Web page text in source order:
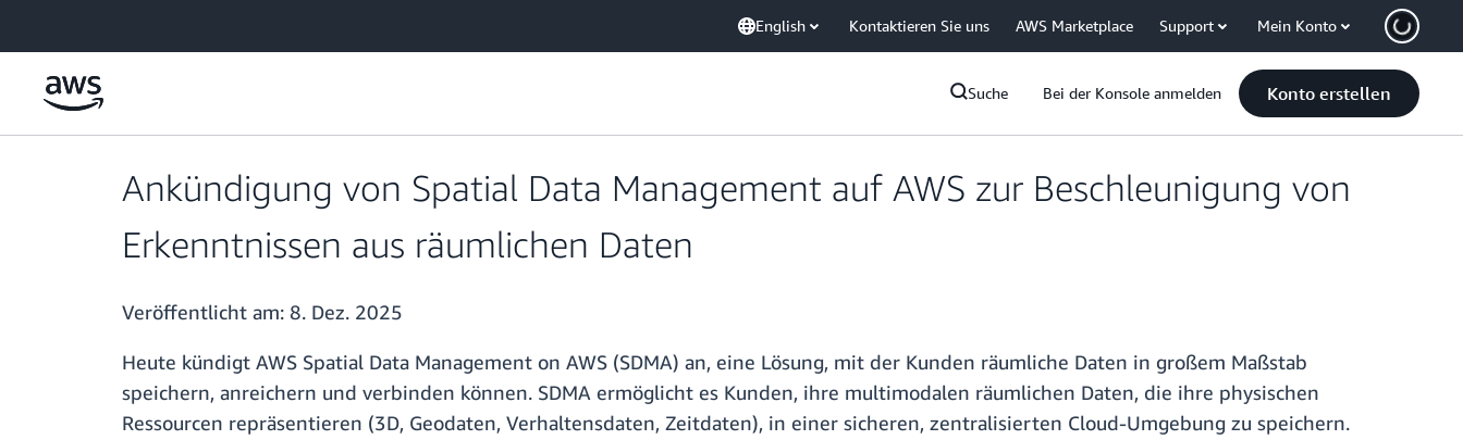
English Kontaktieren Sie uns AWS Marketplace Support Mein Konto
Suche Bei der Konsole anmelden Konto erstellen
Ankündigung von Spatial Data Management auf AWS zur Beschleunigung von
Erkenntnissen aus räumlichen Daten
Veröffentlicht am: 8. Dez. 2025
Heute kündigt AWS Spatial Data Management on AWS (SDMA) an, eine Lösung, mit der Kunden räumliche Daten in großem Maßstab
speichern, anreichern und verbinden können. SDMA ermöglicht es Kunden, ihre multimodalen räumlichen Daten, die ihre physischen
Ressourcen repräsentieren (3D, Geodaten, Verhaltensdaten, Zeitdaten), in einer sicheren, zentralisierten Cloud-Umgebung zu speichern.